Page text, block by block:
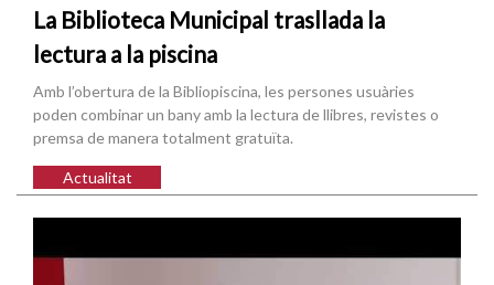
La Biblioteca Municipal trasllada la
lectura a la piscina
Amb l’obertura de la Bibliopiscina, les persones usuàries
poden combinar un bany amb la lectura de llibres, revistes o
premsa de manera totalment gratuïta.
Actualitat